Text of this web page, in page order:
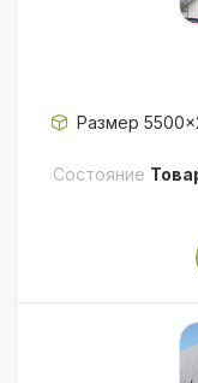
Размер
Состояние